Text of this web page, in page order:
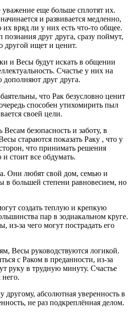
еще больше сплотят их.
и развивается медленно,
их вряд ли у них есть что-то общее.
друг друга, сразу поймут,
другой ищет и ценит.
и Весы будут искать в общении
Счастье у них на
дополняют друг друга.
что Рак безусловно ценит
способен утихомирить пыл
своей цели.
Весам безопасность и заботу, в
стараются показать Раку , что у
что принимать решения
стоит все обдумать.
Они любят свой дом, семью и
в большей степени равновесием, но
создать теплую и крепкую
пар в зодиакальном круге.
из-за чего могут пострадать его
Весы руководствуются логикой.
с Раком в преданности, из-за
руку в трудную минуту. Счастье
него.
абсолютная уверенность в
не раз подкреплённая делом.